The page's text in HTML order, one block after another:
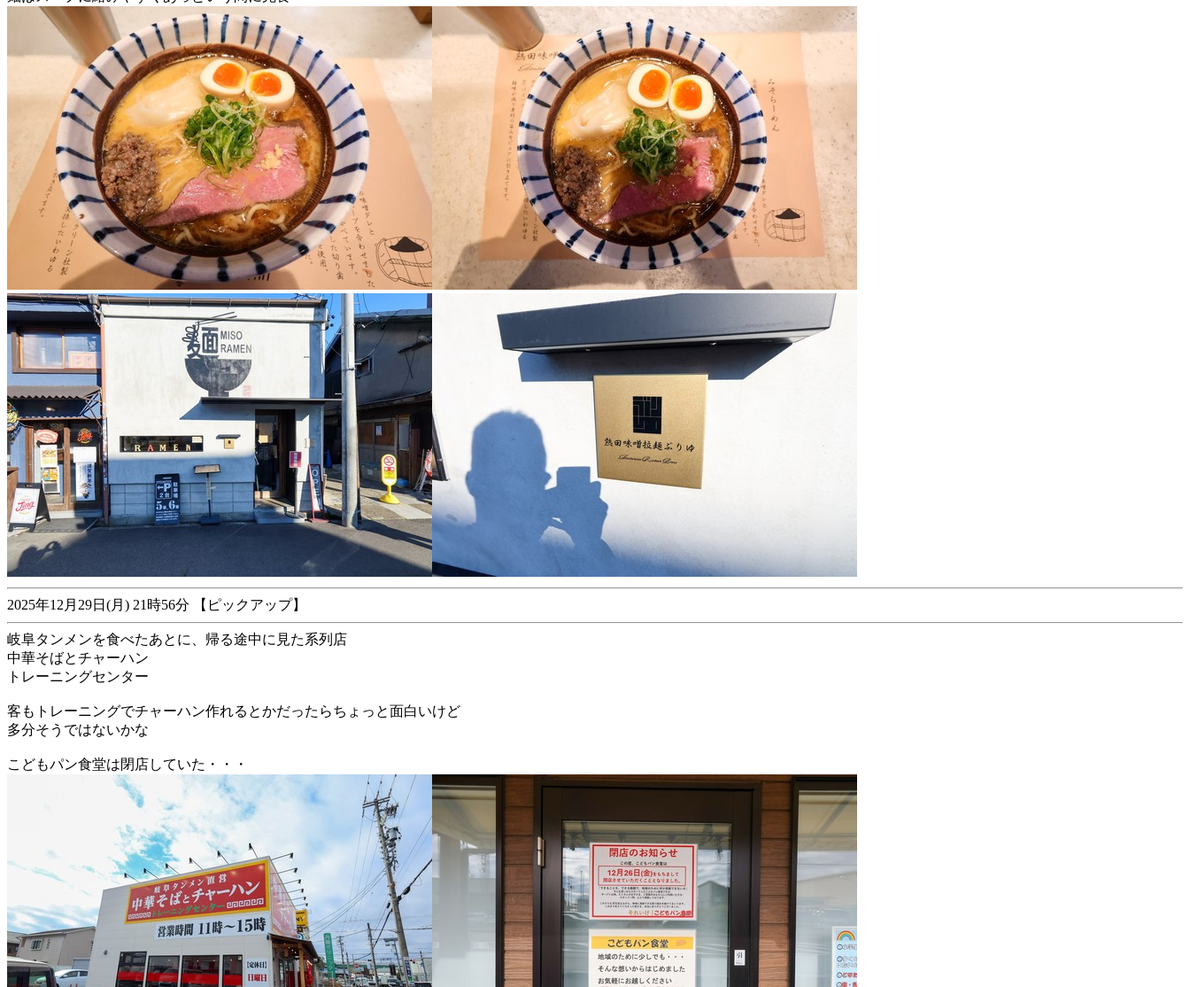
2025年12月29日(月) 21時56分 【ピックアップ】
岐阜タンメンを食べたあとに、帰る途中に見た系列店
中華そばとチャーハン
トレーニングセンター
客もトレーニングでチャーハン作れるとかだったらちょっと面白いけど
多分そうではないかな
こどもパン食堂は閉店していた・・・